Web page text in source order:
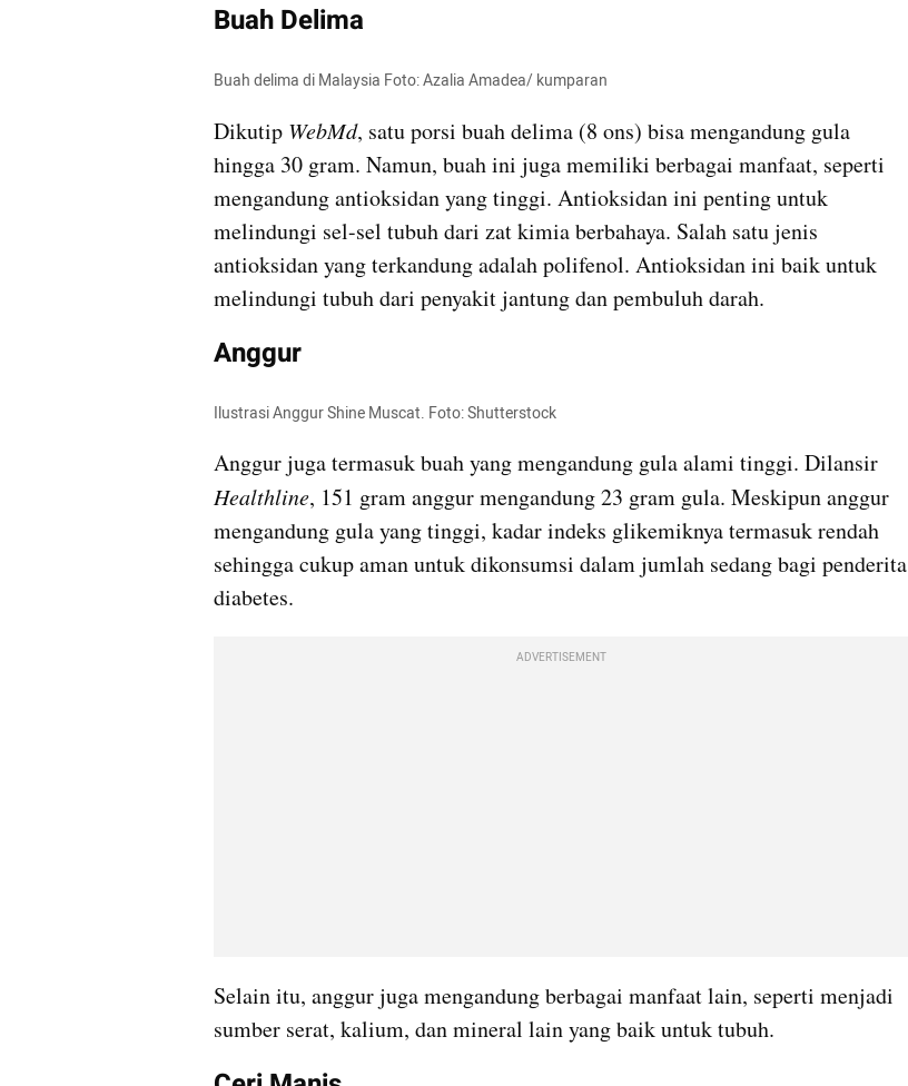
Buah Delima
Buah delima di Malaysia Foto: Azalia Amadea/ kumparan
Dikutip WebMd, satu porsi buah delima (8 ons) bisa mengandung gula
hingga 30 gram. Namun, buah ini juga memiliki berbagai manfaat, seperti
mengandung antioksidan yang tinggi. Antioksidan ini penting untuk
melindungi sel-sel tubuh dari zat kimia berbahaya. Salah satu jenis
antioksidan yang terkandung adalah polifenol. Antioksidan ini baik untuk
melindungi tubuh dari penyakit jantung dan pembuluh darah.
Anggur
Ilustrasi Anggur Shine Muscat. Foto: Shutterstock
Healthline, 151 gram anggur mengandung 23 gram gula. Meskipun anggur
mengandung gula yang tinggi, kadar indeks glikemiknya termasuk rendah
sehingga cukup aman untuk dikonsumsi dalam jumlah sedang bagi penderita
diabetes.
ADVERTISEMENT
Selain itu, anggur juga mengandung berbagai manfaat lain, seperti menjadi
sumber serat, kalium, dan mineral lain yang baik untuk tubuh.